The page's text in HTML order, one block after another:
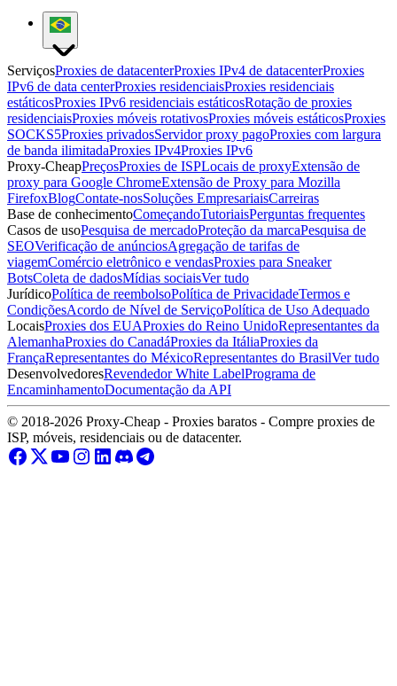
ServiçosProxies de datacenterProxies IPv4 de datacenterProxies
IPv6 de data centerProxies residenciaisProxies residenciais
estáticosProxies IPv6 residenciais estáticosRotação de proxies
residenciaisProxies móveis rotativosProxies móveis estáticosProxies
SOCKS5Proxies privadosServidor proxy pagoProxies com largura
de banda ilimitadaProxies IPv4Proxies IPv6
Proxy-CheapPreçosProxies de ISPLocais de proxyExtensão de
proxy para Google ChromeExtensão de Proxy para Mozilla
FirefoxBlogContate-nosSoluções EmpresariaisCarreiras
Base de conhecimentoComeçandoTutoriaisPerguntas frequentes
Casos de usoPesquisa de mercadoProteção da marcaPesquisa de
SEOVerificação de anúnciosAgregação de tarifas de
viagemComércio eletrônico e vendasProxies para Sneaker
BotsColeta de dadosMídias sociaisVer tudo
JurídicoPolítica de reembolsoPolítica de PrivacidadeTermos e
CondiçõesAcordo de Nível de ServiçoPolítica de Uso Adequado
LocaisProxies dos EUAProxies do Reino UnidoRepresentantes da
AlemanhaProxies do CanadáProxies da ItáliaProxies da
FrançaRepresentantes do MéxicoRepresentantes do BrasilVer tudo
DesenvolvedoresRevendedor White LabelPrograma de
EncaminhamentoDocumentação da API
© 2018-2026 Proxy-Cheap - Proxies baratos - Compre proxies de
ISP, móveis, residenciais ou de datacenter.